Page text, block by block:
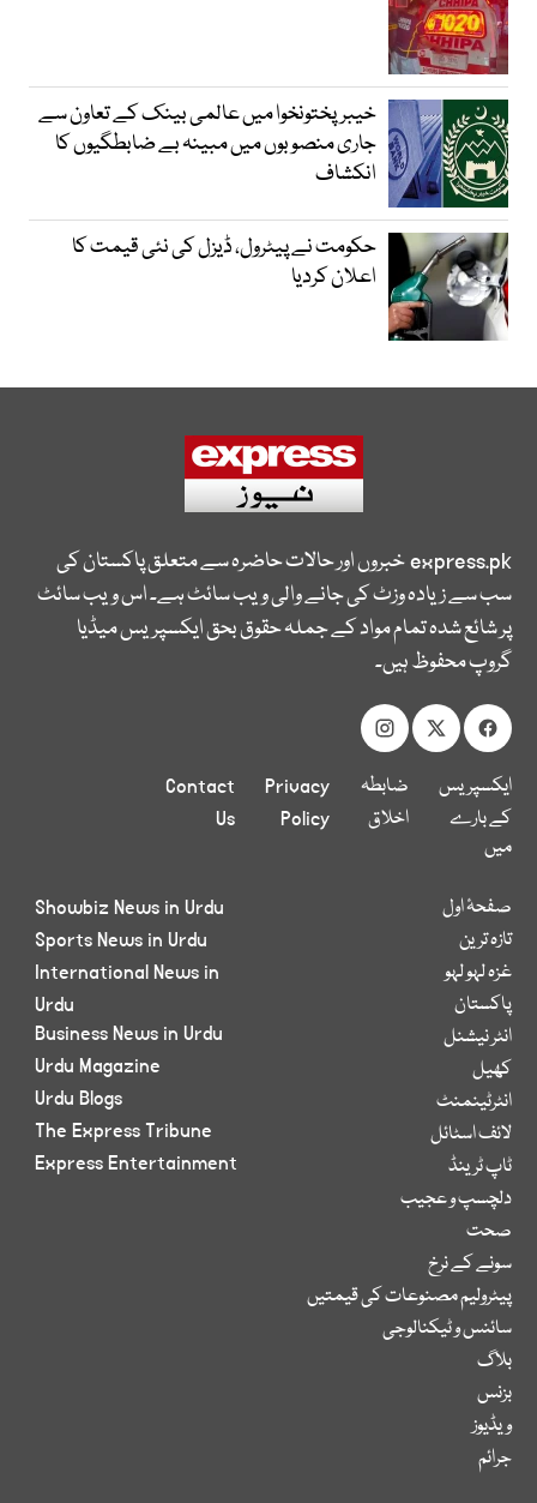
خیبرپختونخوا میں عالمی بینک کے تعاون سے
جاری منصوبوں میں مبینہ بے ضابطگیوں کا
انکشاف
حکومت نے پیٹرول، ڈیزل کی نئی قیمت کا
اعلان کردیا
express.pkخبروں اور حالات حاضرہ سے متعلق پاکستان کی
سب سے زیادہ وزٹ کی جانے والی ویب سائٹ ہے۔ اس ویب سائٹ
پر شائع شدہ تمام مواد کے جملہ حقوق بحق ایکسپریس میڈیا
گروپ محفوظ ہیں۔
ایکسپریس
کے بارے
میں
ضابطہ
اخلاق
Privacy
Policy
Contact
Us
صفحۂ اول
تازہ ترین
غزہ لہو لہو
پاکستان
انٹر نیشنل
کھیل
انٹرٹینمنٹ
لائف اسٹائل
ٹاپ ٹرینڈ
دلچسپ و عجیب
صحت
سونے کے نرخ
پیٹرولیم مصنوعات کی قیمتیں
سائنس و ٹیکنالوجی
بلاگ
بزنس
ویڈیوز
جرائم
Showbiz News in Urdu
Sports News in Urdu
International News in
Urdu
Business News in Urdu
Urdu Magazine
Urdu Blogs
The Express Tribune
Express Entertainment